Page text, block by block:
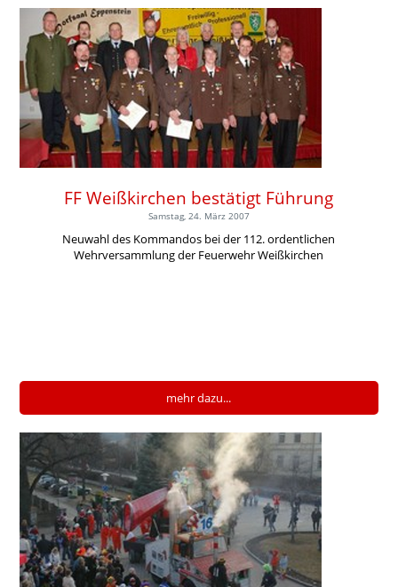
FF Weißkirchen bestätigt Führung
Samstag, 24. März 2007
Neuwahl des Kommandos bei der 112. ordentlichen
Wehrversammlung der Feuerwehr Weißkirchen
mehr dazu...